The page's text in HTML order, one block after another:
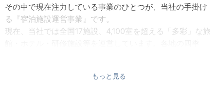
その中で現在注力している事業のひとつが、当社の手掛け
る『宿泊施設運営事業』です。
現在、当社では全国17施設、4,100室を超える「多彩」な旅
もっと見る